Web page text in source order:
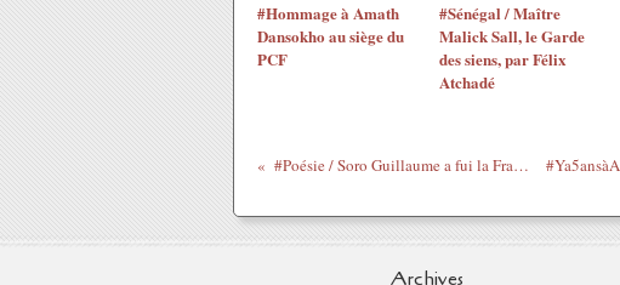
#Hommage à Amath
Dansokho au siège du
PCF
#Sénégal / Maître
Malick Sall, le Garde
des siens, par Félix
Atchadé
#Poésie / Soro Guillaume a fui la France, par Léandre Sahiri
Archives